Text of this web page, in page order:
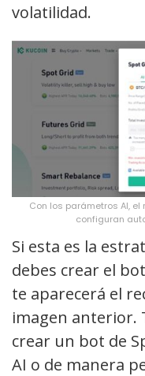
volatilidad.
Con los parámetros AI,
configuran
Si esta es la
debes crear el
te aparecerá el
imagen anterior.
crear un bot de
AI o de manera